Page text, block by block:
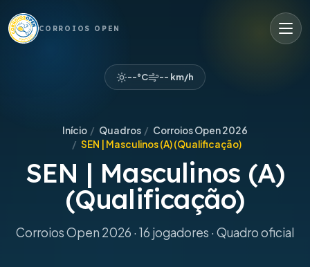
CORROIOS OPEN
--°C -- km/h
Início / Quadros / Corroios Open 2026
/ SEN | Masculinos (A) (Qualificação)
SEN | Masculinos (A)
(Qualificação)
Corroios Open 2026 · 16 jogadores · Quadro oficial